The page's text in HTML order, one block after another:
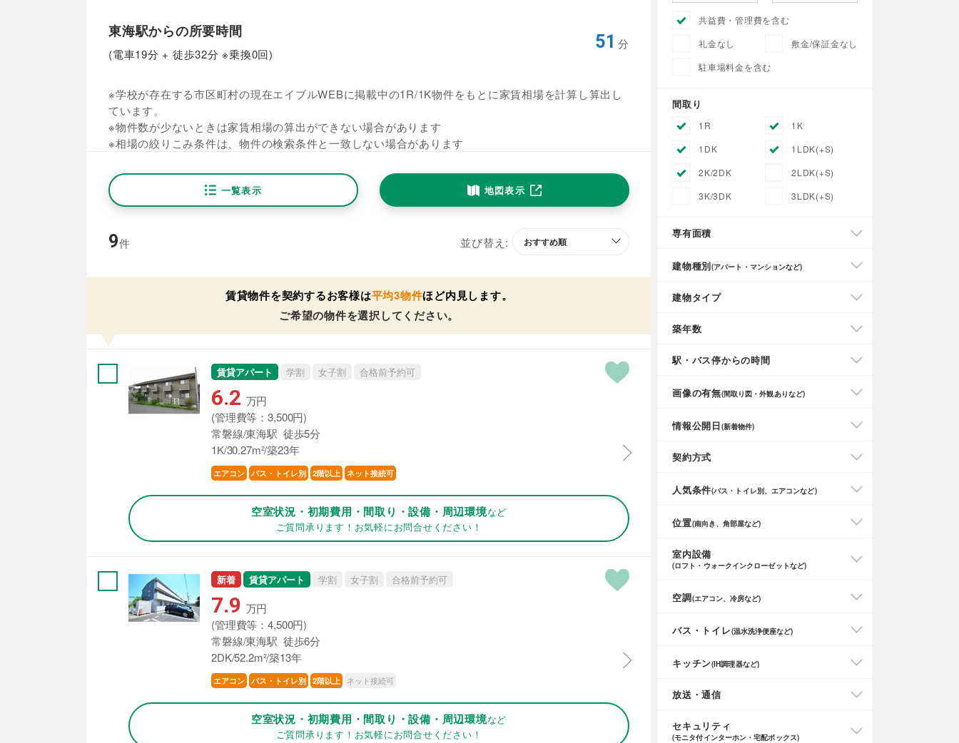
東海駅からの所要時間
(電車19分 + 徒歩32分 ※乗換0回)
51 分
※学校が存在する市区町村の現在エイブルWEBに掲載中の1R/1K物件をもとに家賃相場を計算し算出し
ています。
※物件数が少ないときは家賃相場の算出ができない場合があります
※相場の絞りこみ条件は、物件の検索条件と一致しない場合があります
一覧表示 地図表示
9件 並び替え:
賃貸物件を契約するお客様は平均3物件ほど内見します。
ご希望の物件を選択してください。
賃貸アパート 学割 女子割 合格前予約可
6.2 万円
(管理費等：3,500円)
常磐線/東海駅 徒歩5分
1K/30.27m²/築23年
エアコン バス・トイレ別 2階以上 ネット接続可
空室状況・初期費用・間取り・設備・周辺環境など
ご質問承ります！お気軽にお問合せください！
新着 賃貸アパート 学割 女子割 合格前予約可
7.9 万円
(管理費等：4,500円)
常磐線/東海駅 徒歩6分
2DK/52.2m²/築13年
エアコン バス・トイレ別 2階以上 ネット接続可
空室状況・初期費用・間取り・設備・周辺環境など
ご質問承ります！お気軽にお問合せください！
共益費・管理費を含む
礼金なし
敷金/保証金なし
駐車場料金を含む
間取り
1R
1K
1DK
1LDK(+S)
2K/2DK
2LDK(+S)
3K/3DK
3LDK(+S)
専有面積
建物種別(アパート・マンションなど)
建物タイプ
築年数
駅・バス停からの時間
画像の有無(間取り図・外観ありなど)
情報公開日(新着物件)
契約方式
人気条件(バス・トイレ別、エアコンなど)
位置(南向き、角部屋など)
室内設備
(ロフト・ウォークインクローゼットなど)
空調(エアコン、冷房など)
バス・トイレ(温水洗浄便座など)
キッチン(IH調理器など)
放送・通信
セキュリティ
(モニタ付インターホン・宅配ボックス)